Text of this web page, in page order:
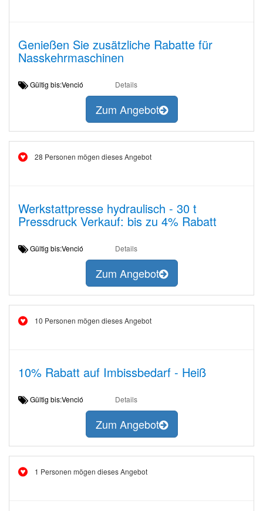
Genießen Sie zusätzliche Rabatte für
Nasskehrmaschinen
Gültig bis:Venció Details
Zum Angebot
28 Personen mögen dieses Angebot
Werkstattpresse hydraulisch - 30 t
Pressdruck Verkauf: bis zu 4% Rabatt
Gültig bis:Venció Details
Zum Angebot
10 Personen mögen dieses Angebot
10% Rabatt auf Imbissbedarf - Heiß
Gültig bis:Venció Details
Zum Angebot
1 Personen mögen dieses Angebot